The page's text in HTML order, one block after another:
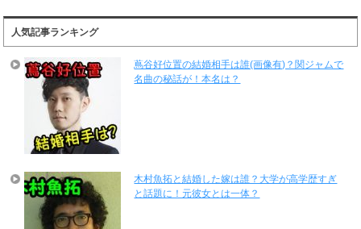
人気記事ランキング
蔦谷好位置の結婚相手は誰(画像有)？関ジャムで
名曲の秘話が！本名は？
木村魚拓と結婚した嫁は誰？大学が高学歴すぎ
と話題に！元彼女とは一体？